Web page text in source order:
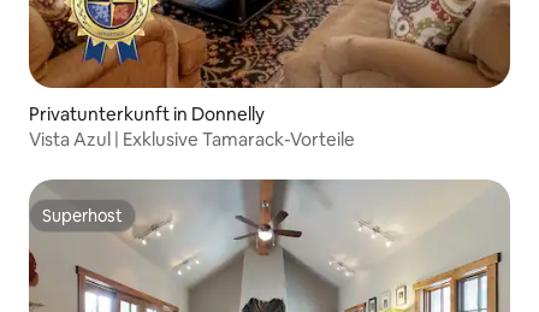
Privatunterkunft in Donnelly
Vista Azul | Exklusive Tamarack-Vorteile
Superhost
Superhost